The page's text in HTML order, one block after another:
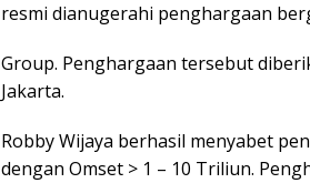
resmi dianugerahi penghargaan
Group. Penghargaan tersebut
Jakarta.
Robby Wijaya berhasil menyabet
dengan Omset > 1 – 10 Triliun.